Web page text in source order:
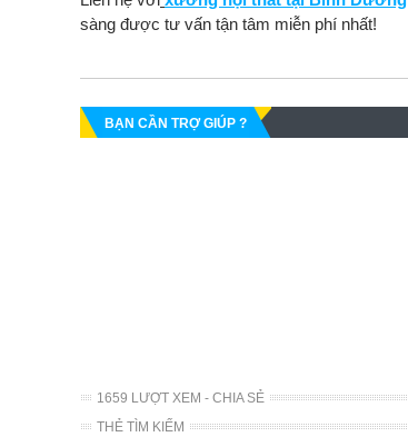
sàng được tư vấn tận tâm miễn phí nhất!
BẠN CẦN TRỢ GIÚP ?
1659 LƯỢT XEM - CHIA SẺ
THẺ TÌM KIẾM